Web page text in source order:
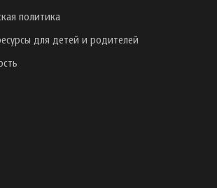
политика
для детей и родителей